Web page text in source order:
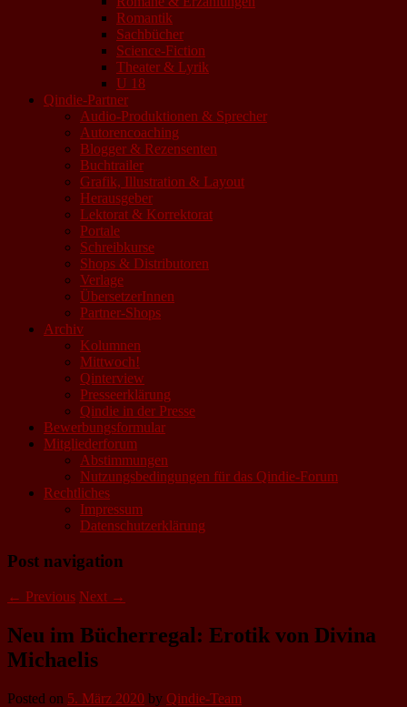
Romantik
Sachbücher
Science-Fiction
Theater & Lyrik
U 18
Qindie-Partner
Audio-Produktionen & Sprecher
Autorencoaching
Blogger & Rezensenten
Buchtrailer
Grafik, Illustration & Layout
Herausgeber
Lektorat & Korrektorat
Portale
Schreibkurse
Shops & Distributoren
Verlage
ÜbersetzerInnen
Partner-Shops
Archiv
Kolumnen
Mittwoch!
Qinterview
Presseerklärung
Qindie in der Presse
Bewerbungsformular
Mitgliederforum
Abstimmungen
Nutzungsbedingungen für das Qindie-Forum
Rechtliches
Impressum
Datenschutzerklärung
Post navigation
← Previous Next →
Neu im Bücherregal: Erotik von Divina
Michaelis
Posted on 5. März 2020 by Qindie-Team